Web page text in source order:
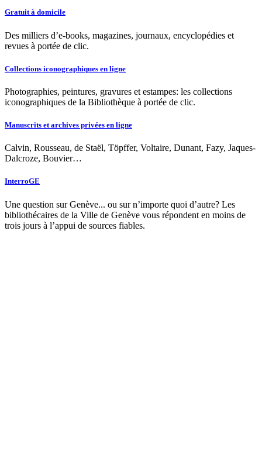
Gratuit à domicile
Des milliers d’e-books, magazines, journaux, encyclopédies et
revues à portée de clic.
Collections iconographiques en ligne
Photographies, peintures, gravures et estampes: les collections
iconographiques de la Bibliothèque à portée de clic.
Manuscrits et archives privées en ligne
Calvin, Rousseau, de Staël, Töpffer, Voltaire, Dunant, Fazy, Jaques-
Dalcroze, Bouvier…
InterroGE
Une question sur Genève... ou sur n’importe quoi d’autre? Les
bibliothécaires de la Ville de Genève vous répondent en moins de
trois jours à l’appui de sources fiables.